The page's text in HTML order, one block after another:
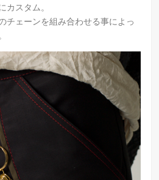
カスタム。
チェーンを組み合わせる事によっ